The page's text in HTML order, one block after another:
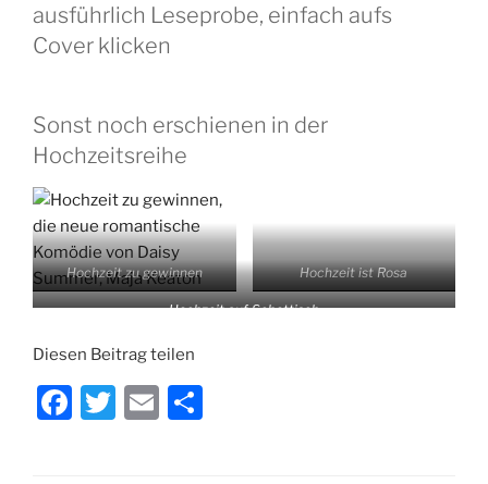
ausführlich Leseprobe, einfach aufs
Cover klicken
Sonst noch erschienen in der
Hochzeitsreihe
Hochzeit zu gewinnen Hochzeit ist Rosa
Hochzeit auf Schottisch
Diesen Beitrag teilen
F
T
E